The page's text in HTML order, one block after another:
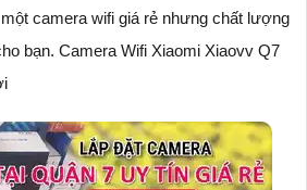
camera wifi giá rẻ nhưng chất lượng
bạn. Camera Wifi Xiaomi Xiaovv Q7